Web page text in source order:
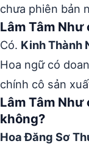
chưa phiên bản
Lâm Tâm
Có. Kinh Thành
Hoa ngữ có
chính cô sản
Lâm Tâm
không?
Hoa Đăng Sơ